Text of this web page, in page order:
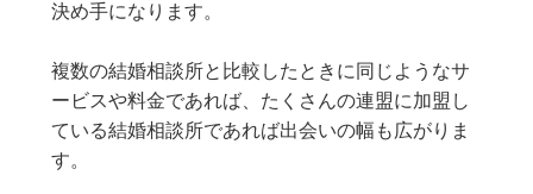
決め手になります。
複数の結婚相談所と比較したときに同じようなサ
ービスや料金であれば、たくさんの連盟に加盟し
ている結婚相談所であれば出会いの幅も広がりま
す。